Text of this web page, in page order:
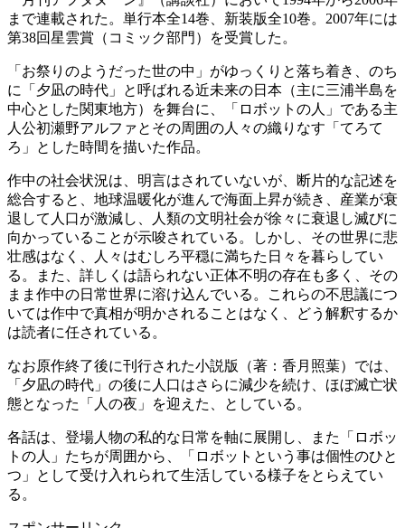
まで連載された。単行本全14巻、新装版全10巻。2007年には
第38回星雲賞（コミック部門）を受賞した。
「お祭りのようだった世の中」がゆっくりと落ち着き、のち
に「夕凪の時代」と呼ばれる近未来の日本（主に三浦半島を
中心とした関東地方）を舞台に、「ロボットの人」である主
人公初瀬野アルファとその周囲の人々の織りなす「てろて
ろ」とした時間を描いた作品。
作中の社会状況は、明言はされていないが、断片的な記述を
総合すると、地球温暖化が進んで海面上昇が続き、産業が衰
退して人口が激減し、人類の文明社会が徐々に衰退し滅びに
向かっていることが示唆されている。しかし、その世界に悲
壮感はなく、人々はむしろ平穏に満ちた日々を暮らしてい
る。また、詳しくは語られない正体不明の存在も多く、その
まま作中の日常世界に溶け込んでいる。これらの不思議につ
いては作中で真相が明かされることはなく、どう解釈するか
は読者に任されている。
なお原作終了後に刊行された小説版（著：香月照葉）では、
「夕凪の時代」の後に人口はさらに減少を続け、ほぼ滅亡状
態となった「人の夜」を迎えた、としている。
各話は、登場人物の私的な日常を軸に展開し、また「ロボッ
トの人」たちが周囲から、「ロボットという事は個性のひと
つ」として受け入れられて生活している様子をとらえてい
る。